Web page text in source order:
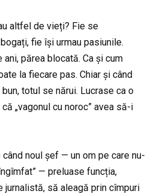
altfel de vieți? Fie se
fie își urmau pasiunile.
ani, părea blocată. Ca și cum
la fiecare pas. Chiar și când
totul se nărui. Lucrase ca o
„vagonul cu noroc” avea să-i
noul șef — un om pe care nu-
— preluase funcția,
să aleagă prin cîmpuri